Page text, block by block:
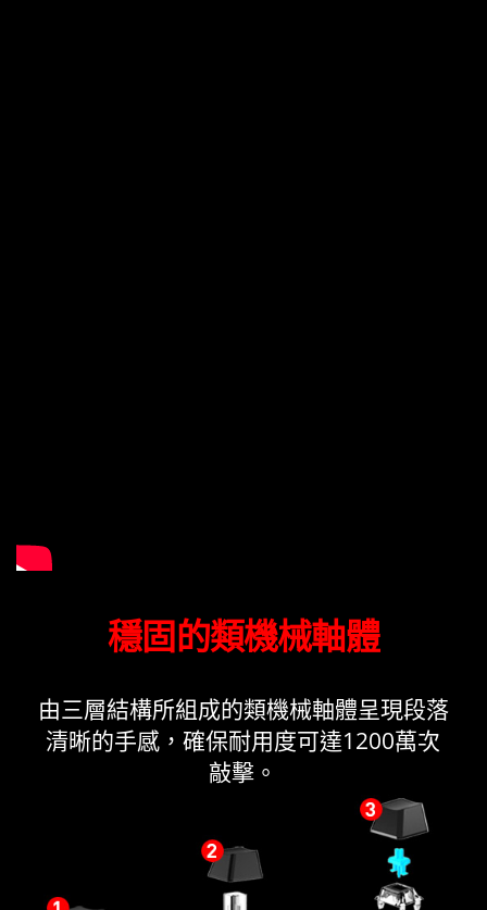
穩固的類機械軸體
由三層結構所組成的類機械軸體呈現段落
清晰的手感，確保耐用度可達1200萬次
敲擊。